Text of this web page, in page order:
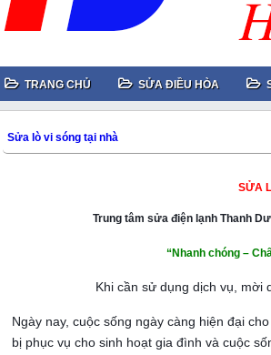
TRANG CHỦ SỬA ĐIỀU HÒA
Sửa lò vi sóng tại nhà
SỬA
Trung tâm sửa điện lạnh Thanh
“Nhanh chóng –
Khi cần sử dụng dịch vụ, mời
Ngày nay, cuộc sống ngày càng hiện đại
bị phục vụ cho sinh hoạt gia đình và cuộc